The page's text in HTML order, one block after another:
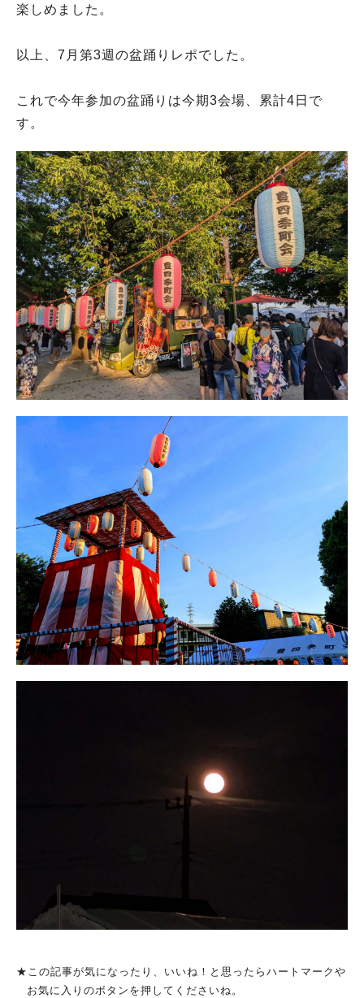
楽しめました。
以上、7月第3週の盆踊りレポでした。
これで今年参加の盆踊りは今期3会場、累計4日で
す。
★この記事が気になったり、いいね！と思ったらハートマークや
お気に入りのボタンを押してくださいね。